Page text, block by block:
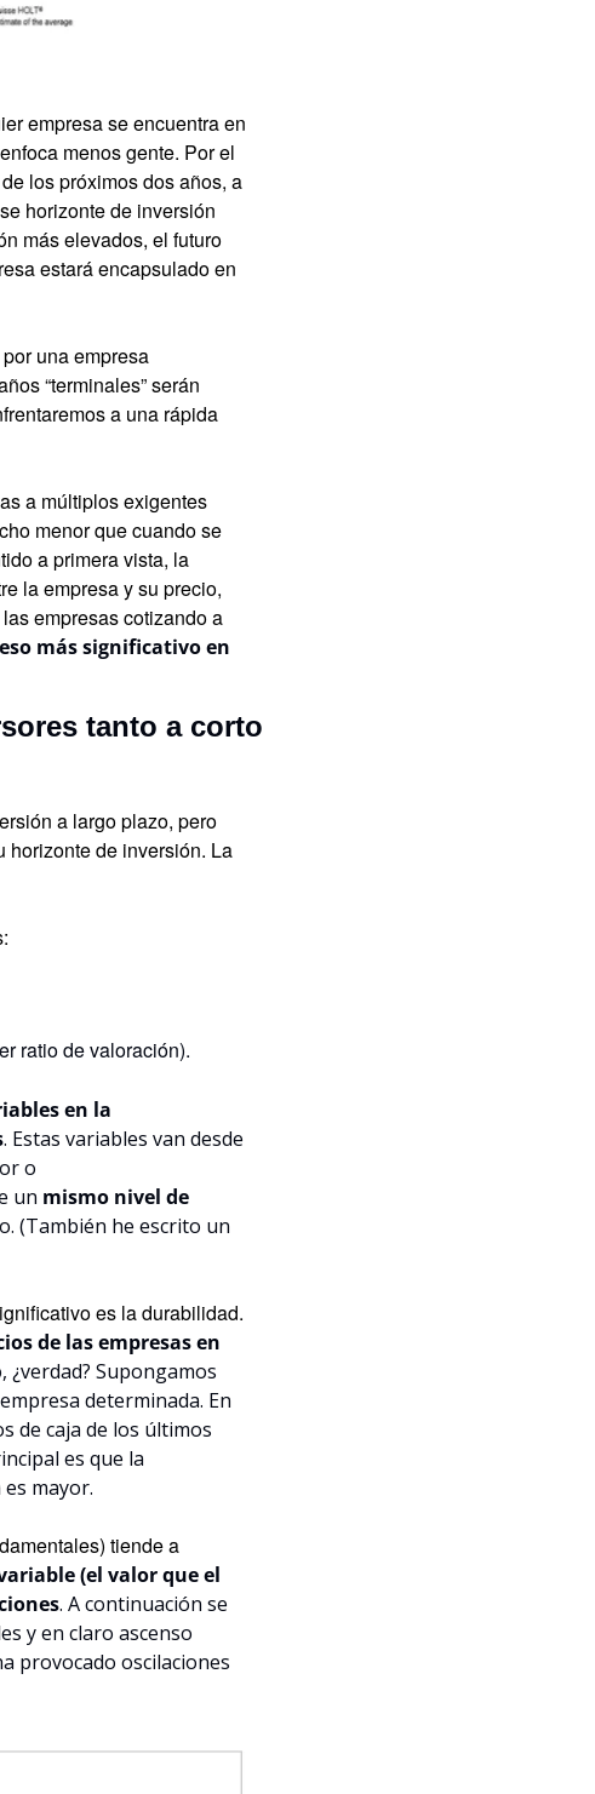
empresa se encuentra en
menos gente. Por el
los próximos dos años, a
horizonte de inversión
más elevados, el futuro
estará encapsulado en
una empresa
“terminales” serán
a una rápida
a múltiplos exigentes
menor que cuando se
a primera vista, la
la empresa y su precio,
empresas cotizando a
más significativo en
tanto a corto
a largo plazo, pero
horizonte de inversión. La
ratio de valoración).
en la
. Estas variables van desde
o
un mismo nivel de
(También he escrito un
es la durabilidad.
de las empresas en
¿verdad? Supongamos
determinada. En
de caja de los últimos
es que la
mayor.
tiende a
(el valor que el
. A continuación se
y en claro ascenso
provocado oscilaciones